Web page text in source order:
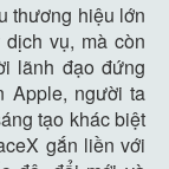
thương hiệu lớn
vụ, mà còn
lãnh đạo đứng
Apple, người ta
tạo khác biệt
gắn liền với